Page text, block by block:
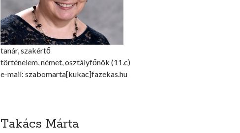
tanár, szakértő
történelem, német, osztályfőnök (11.c)
e-mail: szabomarta[kukac]fazekas.hu
Takács Márta